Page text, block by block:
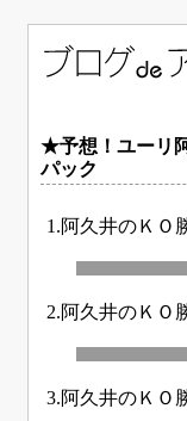
★予想！ユーリ
パック
1.阿久井のＫＯ
2.阿久井のＫＯ
3.阿久井のＫＯ